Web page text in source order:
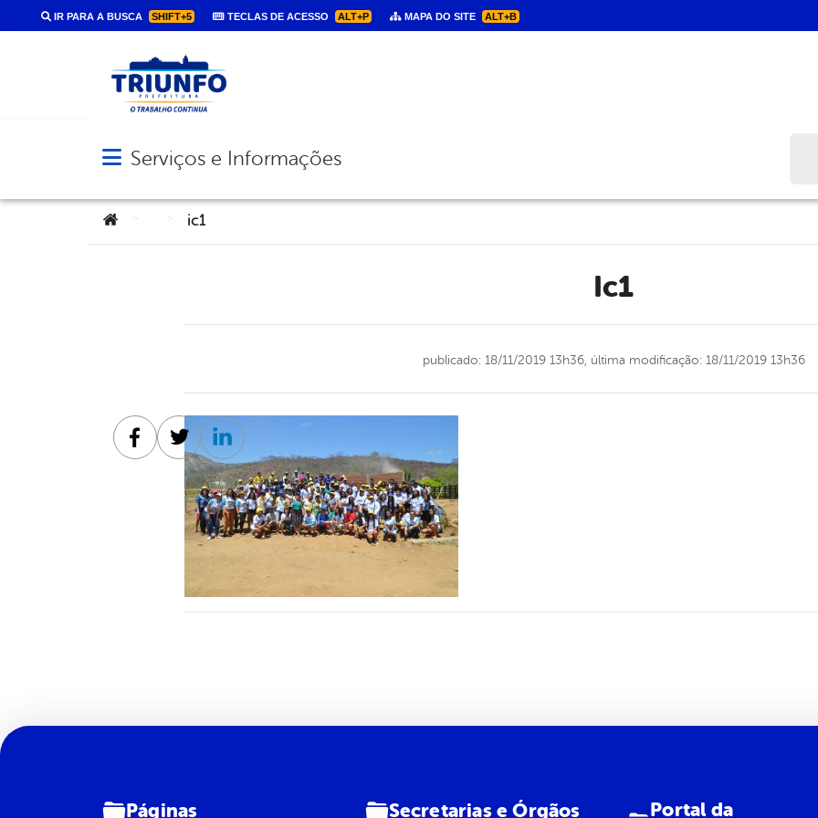
IR PARA A BUSCA SHIFT+5 TECLAS DE ACESSO ALT+P MAPA DO SITE ALT+B
Abrir menu principal de navegação
Serviços e Informações
Você está aqui:
ic1
ic1
publicado: 18/11/2019 13h36, última modificação: 18/11/2019 13h36
Facebook
TwitterLinkedin
Páginas Secretarias e Órgãos
Portal da